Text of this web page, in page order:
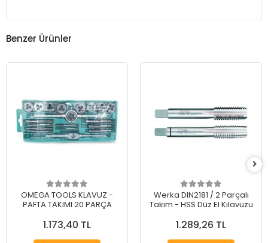
Benzer Ürünler
OMEGA TOOLS KLAVUZ -
PAFTA TAKIMI 20 PARÇA
1.173,40 TL
Werka DIN2181 / 2 Parçalı
Takım - HSS Düz El Kılavuzu
1.289,26 TL